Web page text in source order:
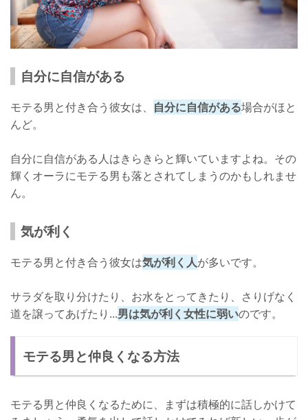
自分に自信がある
モテる男と付き合う彼女は、 自分に自信がある場合がほと
んど。
自分に自信がある人はきらきらと輝いていますよね。その
輝くオーラにモテる男も落とされてしまうのかもしれませ
ん。
気が利く
モテる男と付き合う彼女は気が利く人が多いです。
サラダを取り分けたり、お水をとってきたり、さりげなく
道を譲ってあげたり...男は気が利く女性に弱いのです。
モテる男と仲良くなる方法
モテる男と仲良くなるために、まずは積極的に話しかけて